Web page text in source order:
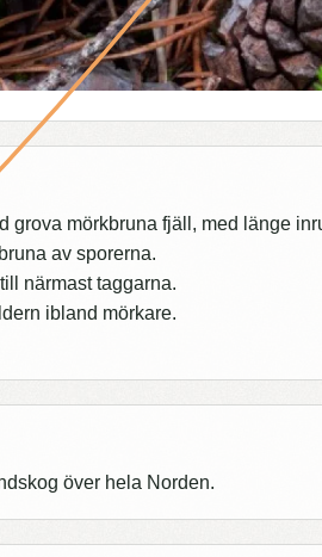
grova mörkbruna fjäll, med länge
av sporerna.
närmast taggarna.
ibland mörkare.
över hela Norden.